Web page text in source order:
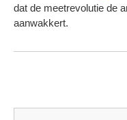
dat de meetrevolutie de
aanwakkert.